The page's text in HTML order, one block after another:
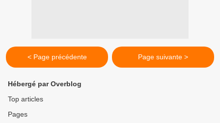
< Page précédente Page suivante >
Hébergé par Overblog
Top articles
Pages